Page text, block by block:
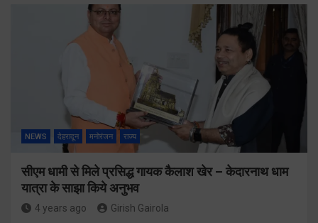
NEWS देहरादून मनोरंजन राज्य
सीएम धामी से मिले प्रसिद्ध गायक कैलाश खेर – केदारनाथ धाम
यात्रा के साझा किये अनुभव
4 years ago Girish Gairola